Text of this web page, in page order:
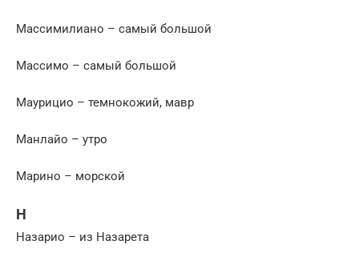
Массимилиано – самый большой
Массимо – самый большой
Маурицио – темнокожий, мавр
Манлайо – утро
Марино – морской
Н
Назарио – из Назарета